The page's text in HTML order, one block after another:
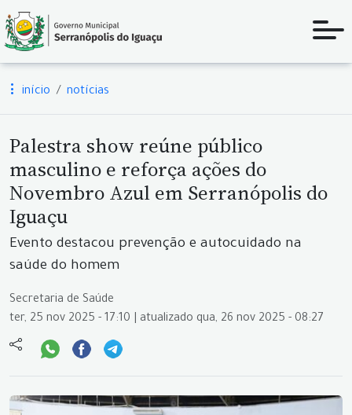
início notícias
Palestra show reúne público
masculino e reforça ações do
Novembro Azul em Serranópolis do
Iguaçu
Evento destacou prevenção e autocuidado na
saúde do homem
Secretaria de Saúde
ter, 25 nov 2025 - 17:10 | atualizado qua, 26 nov 2025 - 08:27